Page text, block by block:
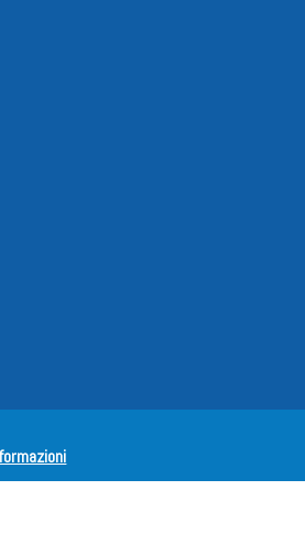
- C.F 96306220581 - REA 888781